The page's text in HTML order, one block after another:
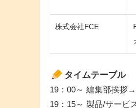
株式会社FCE
タイムテーブル
19：00～ 編集部挨拶→
19：15～ 製品/サービ